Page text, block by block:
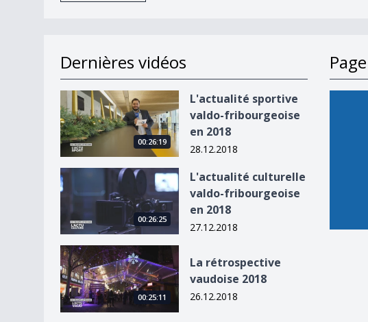
Dernières vidéos
L&#039;actualité sportive valdo-fribourgeoise en 2018
00:26:19
L'actualité sportive
valdo-fribourgeoise
en 2018
28.12.2018
L&#039;actualité culturelle valdo-fribourgeoise en 2018
00:26:25
L'actualité culturelle
valdo-fribourgeoise
en 2018
27.12.2018
La rétrospective vaudoise 2018
00:25:11
La rétrospective
vaudoise 2018
26.12.2018